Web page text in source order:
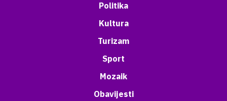
Politika
Kultura
Turizam
Sport
Mozaik
Obavijesti